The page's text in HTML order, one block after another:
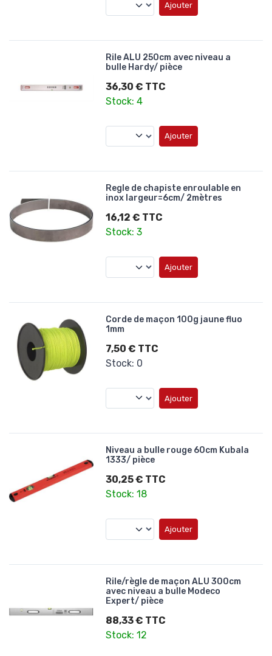
Ajouter
Rile ALU 250cm avec niveau a
bulle Hardy/ pièce
36,30 € TTC
Stock: 4
Ajouter
Regle de chapiste enroulable en
inox largeur=6cm/ 2mètres
16,12 € TTC
Stock: 3
Ajouter
Corde de maçon 100g jaune fluo
1mm
7,50 € TTC
Stock: 0
Ajouter
Niveau a bulle rouge 60cm Kubala
1333/ pièce
30,25 € TTC
Stock: 18
Ajouter
Rile/règle de maçon ALU 300cm
avec niveau a bulle Modeco
Expert/ pièce
88,33 € TTC
Stock: 12